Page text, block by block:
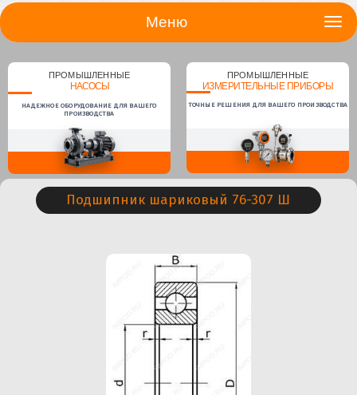
Меню
ПРОМЫШЛЕННЫЕ
НАСОСЫ
НАДЕЖНОЕ ОБОРУДОВАНИЕ ДЛЯ ВАШЕГО
ПРОИЗВОДСТВА
ПРОМЫШЛЕННЫЕ
ИЗМЕРИТЕЛЬНЫЕ ПРИБОРЫ
ТОЧНЫЕ РЕШЕНИЯ ДЛЯ ВАШЕГО ПРОИЗВОДСТВА
Подшипник шариковый 76-307 Ш